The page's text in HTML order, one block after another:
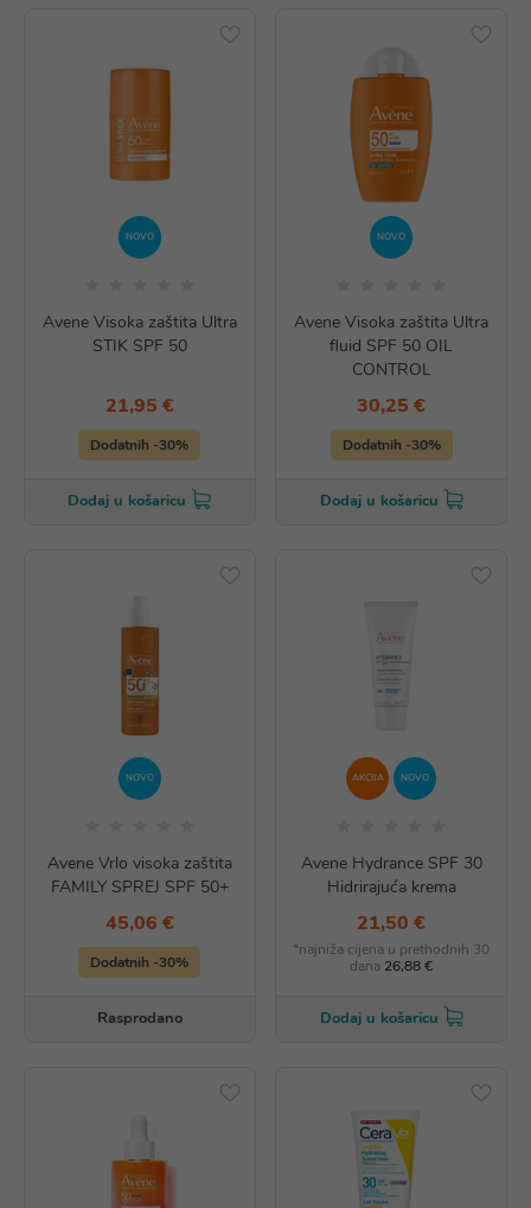
NOVO
Avene Visoka zaštita Ultra
STIK SPF 50
21,95 €
Dodatnih -30%
Dodaj u košaricu
NOVO
Avene Visoka zaštita Ultra
fluid SPF 50 OIL
CONTROL
30,25 €
Dodatnih -30%
Dodaj u košaricu
NOVO
Avene Vrlo visoka zaštita
FAMILY SPREJ SPF 50+
45,06 €
Dodatnih -30%
Rasprodano
AKCIJA NOVO
Avene Hydrance SPF 30
Hidrirajuća krema
21,50 €
*najniža cijena u prethodnih 30
dana 26,88 €
Dodaj u košaricu